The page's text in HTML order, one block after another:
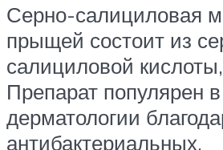
Серно-салициловая
прыщей состоит из
салициловой
Препарат популярен в
дерматологии
антибактериальных,